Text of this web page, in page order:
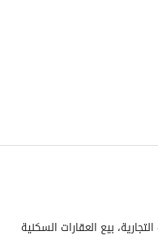
بيع العقارات السكنية